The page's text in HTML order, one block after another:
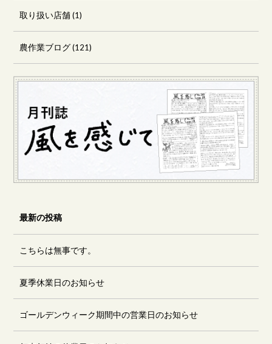
取り扱い店舗(1)
農作業ブログ(121)
最新の投稿
こちらは無事です。
夏季休業日のお知らせ
ゴールデンウィーク期間中の営業日のお知らせ